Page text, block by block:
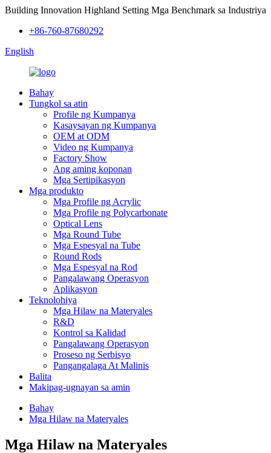
Building Innovation Highland Setting Mga Benchmark sa Industriya
+86-760-87680292
English
Bahay
Tungkol sa atin
Profile ng Kumpanya
Kasaysayan ng Kumpanya
OEM at ODM
Video ng Kumpanya
Factory Show
Ang aming koponan
Mga Sertipikasyon
Mga produkto
Mga Profile ng Acrylic
Mga Profile ng Polycarbonate
Optical Lens
Mga Round Tube
Mga Espesyal na Tube
Round Rods
Mga Espesyal na Rod
Pangalawang Operasyon
Aplikasyon
Teknolohiya
Mga Hilaw na Materyales
R&D
Kontrol sa Kalidad
Pangalawang Operasyon
Proseso ng Serbisyo
Pangangalaga At Malinis
Balita
Makipag-ugnayan sa amin
Bahay
Mga Hilaw na Materyales
Mga Hilaw na Materyales